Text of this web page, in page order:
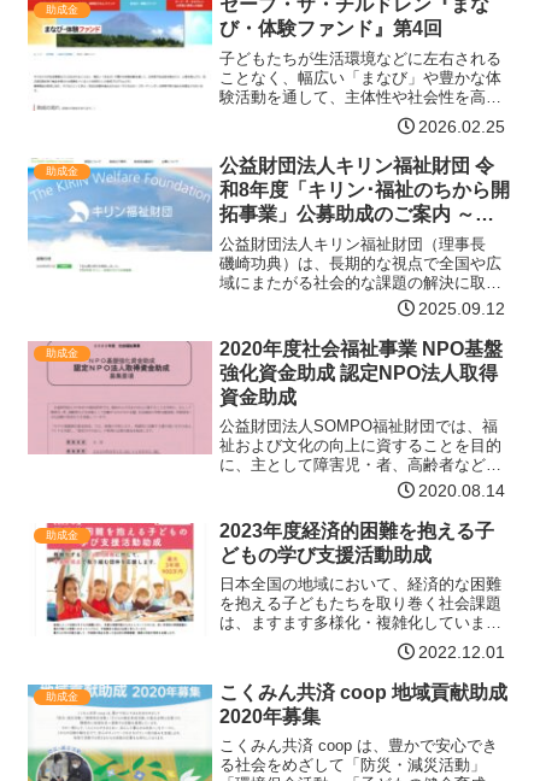
助成金
セーブ・ザ・チルドレン『まな
び・体験ファンド』第4回
子どもたちが生活環境などに左右される
ことなく、幅広い「まなび」や豊かな体
験活動を通して、主体性や社会性を高め
たり、心身を育んだり、自己肯定感を培
う機会を得られる環境をつくることを目
的とした助成プログラムです。事業資金
の助成に加え、子どもにと…【詳細はコ
チラ】
2026.02.25
助成金
公益財団法人キリン福祉財団 令
和8年度「キリン･福祉のちから開
拓事業」公募助成のご案内 ～全
国や広域にまたがり長期的な視点
で福祉の向上を目指す団体を応援
するプログラム～
公益財団法人キリン福祉財団（理事長
磯崎功典）は、長期的な視点で全国や広
域にまたがる社会的な課題の解決に取り
組むボランティア活動を応援する「キリ
ン・福祉のちから開拓事業」の募集要綱
を決定しましたので、下記の通りご案内
申し上げます。なお、本公…【詳細はコ
チラ】
2025.09.12
助成金
2020年度社会福祉事業 NPO基盤
強化資金助成 認定NPO法人取得
資金助成
公益財団法人SOMPO福祉財団では、福
祉および文化の向上に資することを目的
に、主として障害児・者、高齢者などを
対象として活動するNPOの支援、社会福
祉の学術文献表彰、学術研究・文化活動
の助成などを実施しています。「NOP基
盤強化資金助成」で…【詳細はコチラ】
2020.08.14
助成金
2023年度経済的困難を抱える子
どもの学び支援活動助成
日本全国の地域において、経済的な困難
を抱える子どもたちを取り巻く社会課題
は、ますます多様化・複雑化していま
す。それらの課題解決に取り組む団体に
対して、自立的な事業継続や新たな事業
へのチャレンジに中長期で取り組む事業
に、複数年（最大３か年）の…【詳細は
コチラ】
2022.12.01
助成金
こくみん共済 coop 地域貢献助成
2020年募集
こくみん共済 coop は、豊かで安心でき
る社会をめざして「防災・減災活動」